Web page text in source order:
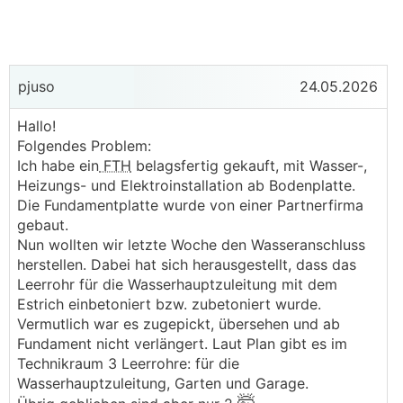
pjuso 24.05.2026
Hallo!
Folgendes Problem:
Ich habe ein FTH belagsfertig gekauft, mit Wasser-,
Heizungs- und Elektroinstallation ab Bodenplatte.
Die Fundamentplatte wurde von einer Partnerfirma
gebaut.
Nun wollten wir letzte Woche den Wasseranschluss
herstellen. Dabei hat sich herausgestellt, dass das
Leerrohr für die Wasserhauptzuleitung mit dem
Estrich einbetoniert bzw. zubetoniert wurde.
Vermutlich war es zugepickt, übersehen und ab
Fundament nicht verlängert. Laut Plan gibt es im
Technikraum 3 Leerrohre: für die
Wasserhauptzuleitung, Garten und Garage.